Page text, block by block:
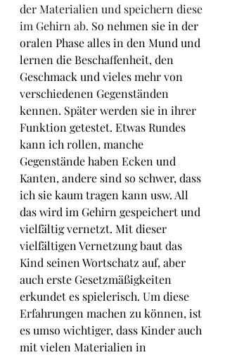
der Materialien und speichern diese
im Gehirn ab. So nehmen sie in der
oralen Phase alles in den Mund und
lernen die Beschaffenheit, den
Geschmack und vieles mehr von
verschiedenen Gegenständen
kennen. Später werden sie in ihrer
Funktion getestet. Etwas Rundes
kann ich rollen, manche
Gegenstände haben Ecken und
Kanten, andere sind so schwer, dass
ich sie kaum tragen kann usw. All
das wird im Gehirn gespeichert und
vielfältig vernetzt. Mit dieser
vielfältigen Vernetzung baut das
Kind seinen Wortschatz auf, aber
auch erste Gesetzmäßigkeiten
erkundet es spielerisch. Um diese
Erfahrungen machen zu können, ist
es umso wichtiger, dass Kinder auch
mit vielen Materialien in